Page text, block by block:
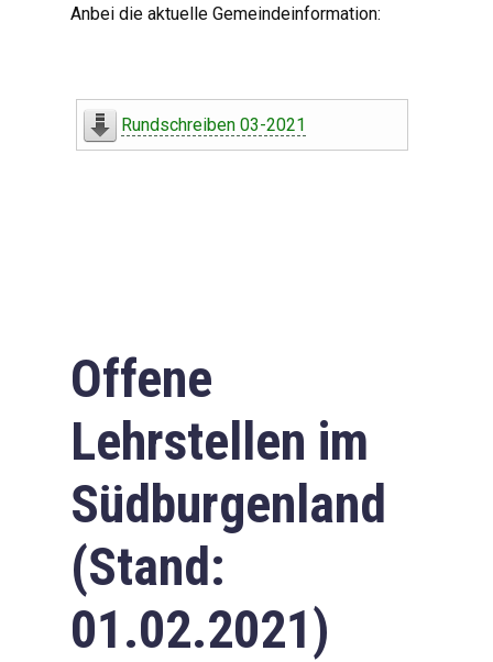
Anbei die aktuelle Gemeindeinformation:
Rundschreiben 03-2021
Offene
Lehrstellen im
Südburgenland
(Stand:
01.02.2021)